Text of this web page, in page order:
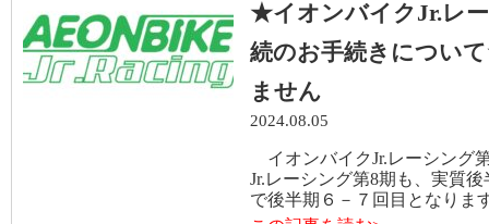
★イオンバイクJr.レ
続のお手続きについ
ません
2024.08.05
イオンバイクJr.レーシング
Jr.レーシング第8期も、実質
で後半期６－７回目となり